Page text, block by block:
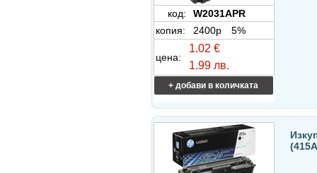
код:
W2031APR
копия:
2400p 5%
цена:
1.02 €
1.99 лв.
+ добави в количката